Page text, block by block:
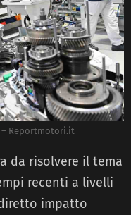
– Reportmotori.it
da risolvere il tema
recenti a livelli
impatto